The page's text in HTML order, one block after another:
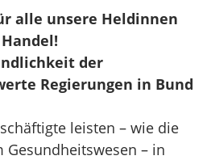
alle unsere Heldinnen
der
Regierungen in Bund
leisten – wie die
Gesundheitswesen – in